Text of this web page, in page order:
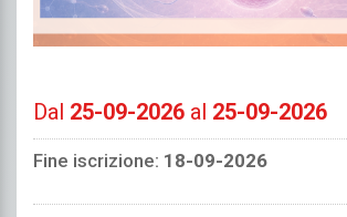
Dal 25-09-2026 al 25-09-2026
Fine iscrizione: 18-09-2026